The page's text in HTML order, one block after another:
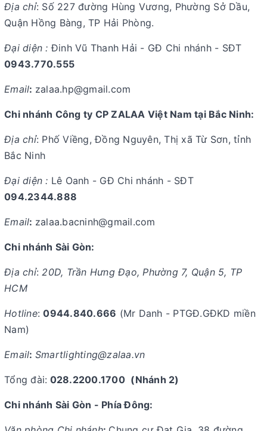
Địa chỉ: Số 227 đường Hùng Vương, Phường Sở Dầu,
Quận Hồng Bàng, TP Hải Phòng.
Đại diện : Đinh Vũ Thanh Hải - GĐ Chi nhánh - SĐT
0943.770.555
Email: zalaa.hp@gmail.com
Chi nhánh Công ty CP ZALAA Việt Nam tại Bắc Ninh:
Địa chỉ: Phố Viềng, Đồng Nguyên, Thị xã Từ Sơn, tỉnh
Bắc Ninh
Đại diện : Lê Oanh - GĐ Chi nhánh - SĐT
094.2344.888
Email: zalaa.bacninh@gmail.com
Chi nhánh Sài Gòn:
Địa chỉ:20D, Trần Hưng Đạo, Phường 7, Quận 5, TP
HCM
Hotline:0944.840.666 (Mr Danh - PTGĐ.GĐKD miền
Nam)
Email: Smartlighting@zalaa.vn
Tổng đài: 028.2200.1700 (Nhánh 2)
Chi nhánh Sài Gòn - Phía Đông: